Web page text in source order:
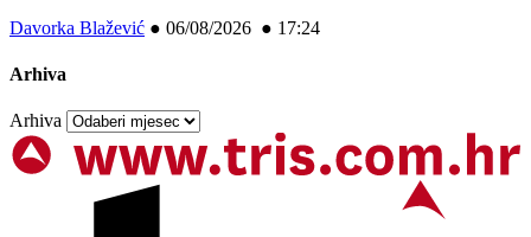
Davorka Blažević ● 06/08/2026 ● 17:24
Arhiva
Arhiva